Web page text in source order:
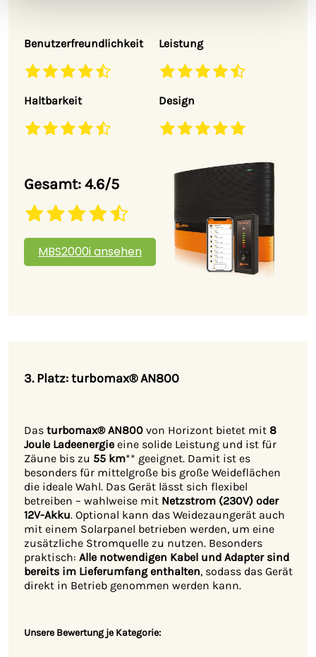
Benutzerfreundlichkeit
Haltbarkeit
Leistung
Design
Gesamt: 4.6/5
MBS2000i ansehen
3. Platz:turbomax® AN800
Das turbomax® AN800 von Horizont bietet mit 8
Joule Ladeenergie eine solide Leistung und ist für
Zäune bis zu 55 km** geeignet. Damit ist es
besonders für mittelgroße bis große Weideflächen
die ideale Wahl. Das Gerät lässt sich flexibel
betreiben – wahlweise mit Netzstrom (230V) oder
12V-Akku. Optional kann das Weidezaungerät auch
mit einem Solarpanel betrieben werden, um eine
zusätzliche Stromquelle zu nutzen. Besonders
praktisch: Alle notwendigen Kabel und Adapter sind
bereits im Lieferumfang enthalten, sodass das Gerät
direkt in Betrieb genommen werden kann.
Unsere Bewertung je Kategorie: